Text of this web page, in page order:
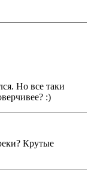
Но все таки
:)
Крутые